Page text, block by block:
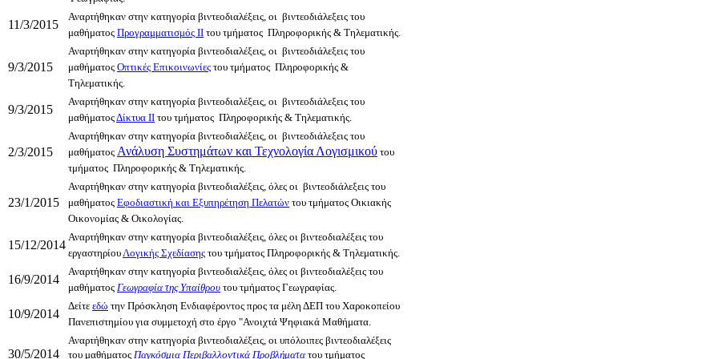
11/3/2015
Αναρτήθηκαν στην κατηγορία βιντεοδιαλέξεις, οι βιντεοδιάλεξεις του
μαθήματος Προγραμματισμός ΙΙ του τμήματος Πληροφορικής & Τηλεματικής.
9/3/2015
Αναρτήθηκαν στην κατηγορία βιντεοδιαλέξεις, οι βιντεοδιάλεξεις του
μαθήματος Οπτικές Επικοινωνίες του τμήματος Πληροφορικής &
Τηλεματικής.
9/3/2015
Αναρτήθηκαν στην κατηγορία βιντεοδιαλέξεις, οι βιντεοδιάλεξεις του
μαθήματοςΔίκτυα ΙΙ του τμήματος Πληροφορικής & Τηλεματικής.
2/3/2015
Αναρτήθηκαν στην κατηγορία βιντεοδιαλέξεις, οι βιντεοδιάλεξεις του
μαθήματος Ανάλυση Συστημάτων και Τεχνολογία Λογισμικού του
τμήματος Πληροφορικής & Τηλεματικής.
23/1/2015
Αναρτήθηκαν στην κατηγορία βιντεοδιαλέξεις, όλες οι βιντεοδιάλεξεις του
μαθήματος Εφοδιαστική και Εξυπηρέτηση Πελατών του τμήματος Οικιακής
Οικονομίας & Οικολογίας.
15/12/2014
Αναρτήθηκαν στην κατηγορία βιντεοδιαλέξεις, όλες οι βιντεοδιαλέξεις του
εργαστηρίουΛογικής Σχεδίασης του τμήματος Πληροφορικής & Τηλεματικής.
16/9/2014
Αναρτήθηκαν στην κατηγορία βιντεοδιαλέξεις, όλες οι βιντεοδιαλέξεις του
μαθήματος Γεωγραφία της Υπαίθρου του τμήματος Γεωγραφίας.
10/9/2014
Δείτε εδώ την Πρόσκληση Ενδιαφέροντος προς τα μέλη ΔΕΠ του Χαροκοπείου
Πανεπιστημίου για συμμετοχή στο έργο "Ανοιχτά Ψηφιακά Μαθήματα.
30/5/2014
Αναρτήθηκαν στην κατηγορία βιντεοδιαλέξεις, οι υπόλοιπες βιντεοδιαλέξεις
του μαθήματος Παγκόσμια Περιβαλλοντικά Προβλήματα του τμήματος